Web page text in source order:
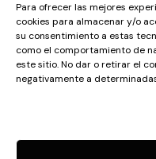
Para ofrecer las mejores
cookies para almacenar y/o
su consentimiento a estas
como el comportamiento de
este sitio. No dar o retirar el
negativamente a
Camino a Balnearios de
32600, Verín, Ourense